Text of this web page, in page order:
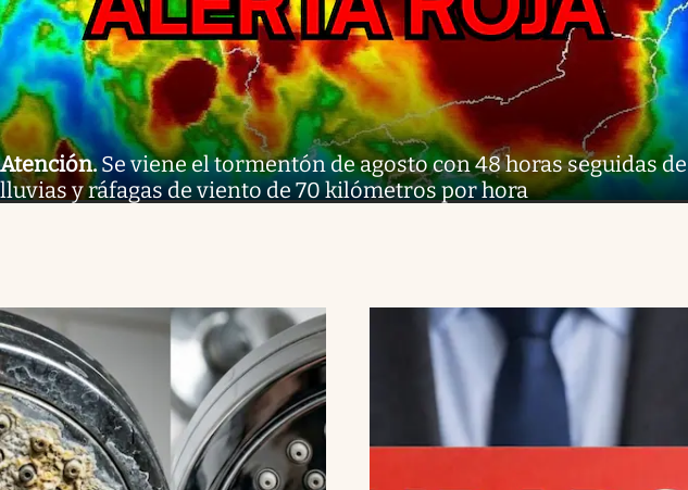
Atención.Se viene el tormentón de agosto con 48 horas seguidas de
lluvias y ráfagas de viento de 70 kilómetros por hora